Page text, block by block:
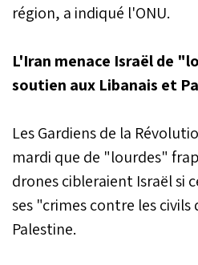
région, a indiqué l'ONU.
L'Iran menace Israël de
soutien aux Libanais et
Les Gardiens de la
mardi que de "lourdes"
drones cibleraient Israël si
ses "crimes contre les civils
Palestine.